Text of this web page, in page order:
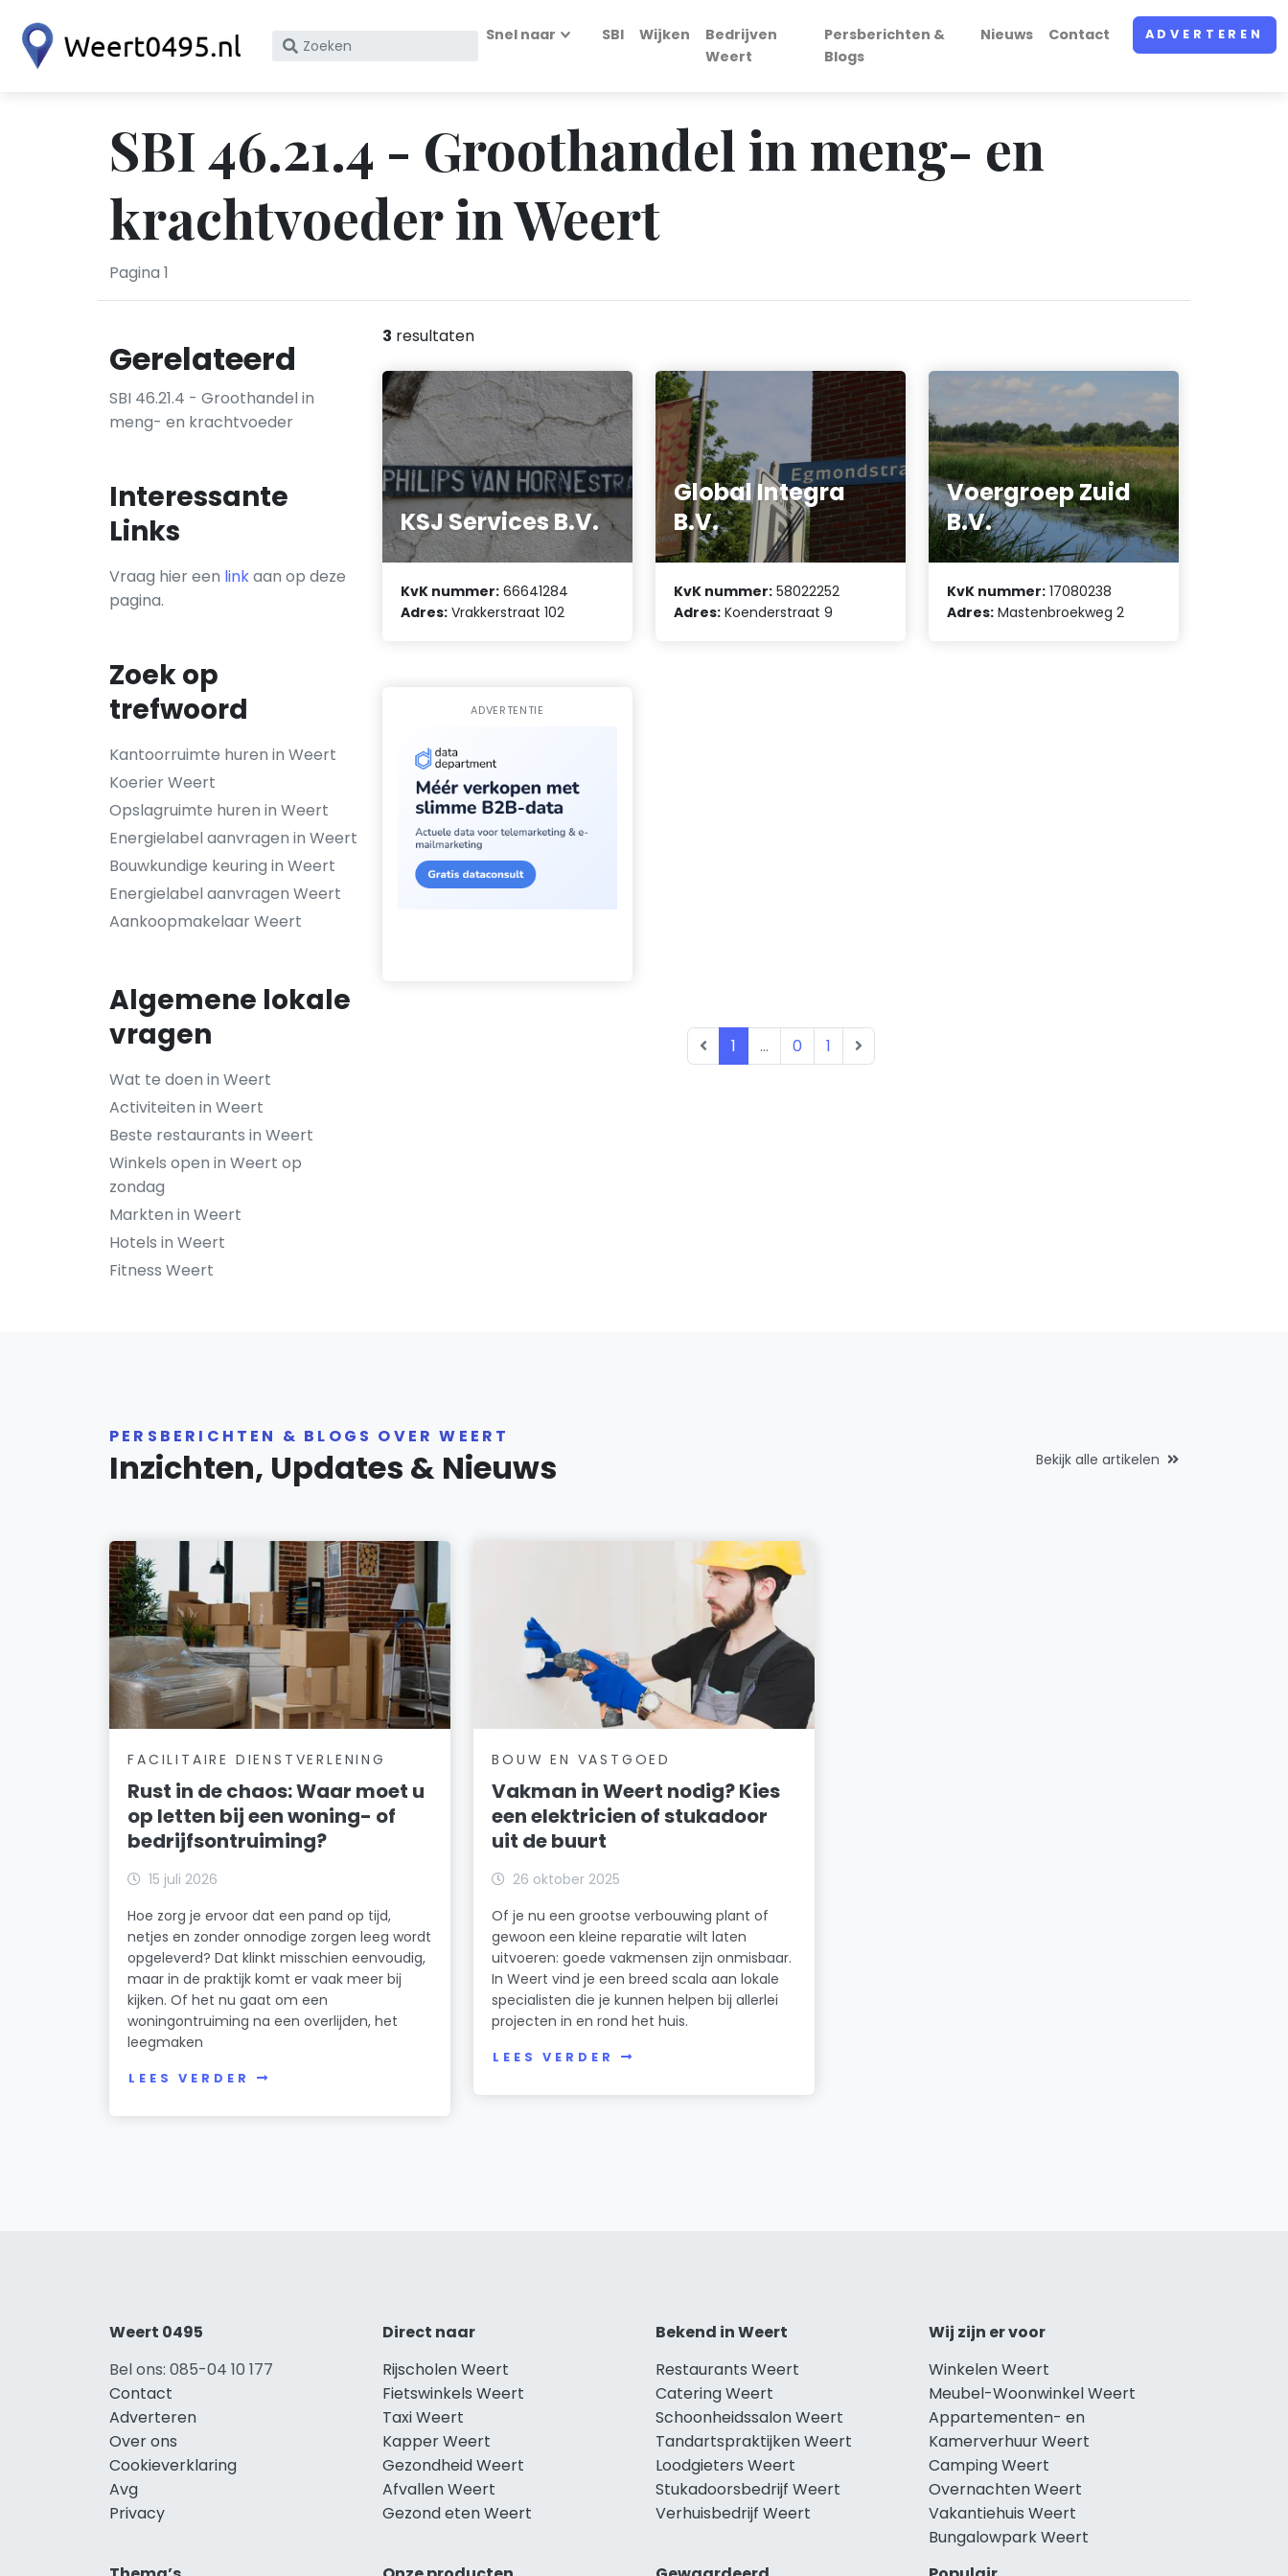
Zoek
KvK
nummer
Snel naar SBI Wijken
Bedrijven
Weert
Persberichten &
Blogs
Nieuws Contact ADVERTEREN
SBI 46.21.4 - Groothandel in meng- en
krachtvoeder in Weert
Pagina 1
Gerelateerd
SBI 46.21.4 - Groothandel in
meng- en krachtvoeder
Interessante
Links
Vraag hier een linkaan op deze
pagina.
Zoek op
trefwoord
Kantoorruimte huren in Weert
Koerier Weert
Opslagruimte huren in Weert
Energielabel aanvragen in Weert
Bouwkundige keuring in Weert
Energielabel aanvragen Weert
Aankoopmakelaar Weert
Algemene lokale
vragen
Wat te doen in Weert
Activiteiten in Weert
Beste restaurants in Weert
Winkels open in Weert op
zondag
Markten in Weert
Hotels in Weert
Fitness Weert
3 resultaten
KSJ Services B.V.
KvK nummer: 66641284
Adres: Vrakkerstraat 102
Global Integra
B.V.
KvK nummer: 58022252
Adres: Koenderstraat 9
Voergroep Zuid
B.V.
KvK nummer: 17080238
Adres: Mastenbroekweg 2
ADVERTENTIE
1 ... 0 1
PERSBERICHTEN & BLOGS OVER WEERT
Inzichten, Updates & Nieuws Bekijk alle artikelen
FACILITAIRE DIENSTVERLENING
Rust in de chaos: Waar moet u
op letten bij een woning- of
bedrijfsontruiming?
15 juli 2026
Hoe zorg je ervoor dat een pand op tijd,
netjes en zonder onnodige zorgen leeg wordt
opgeleverd? Dat klinkt misschien eenvoudig,
maar in de praktijk komt er vaak meer bij
kijken. Of het nu gaat om een
woningontruiming na een overlijden, het
leegmaken
LEES VERDER
BOUW EN VASTGOED
Vakman in Weert nodig? Kies
een elektricien of stukadoor
uit de buurt
26 oktober 2025
Of je nu een grootse verbouwing plant of
gewoon een kleine reparatie wilt laten
uitvoeren: goede vakmensen zijn onmisbaar.
In Weert vind je een breed scala aan lokale
specialisten die je kunnen helpen bij allerlei
projecten in en rond het huis.
LEES VERDER
Weert 0495
Bel ons: 085-04 10 177
Contact
Adverteren
Over ons
Cookieverklaring
Avg
Privacy
Direct naar
Rijscholen Weert
Fietswinkels Weert
Taxi Weert
Kapper Weert
Gezondheid Weert
Afvallen Weert
Gezond eten Weert
Bekend in Weert
Restaurants Weert
Catering Weert
Schoonheidssalon Weert
Tandartspraktijken Weert
Loodgieters Weert
Stukadoorsbedrijf Weert
Verhuisbedrijf Weert
Wij zijn er voor
Winkelen Weert
Meubel-Woonwinkel Weert
Appartementen- en
Kamerverhuur Weert
Camping Weert
Overnachten Weert
Vakantiehuis Weert
Bungalowpark Weert